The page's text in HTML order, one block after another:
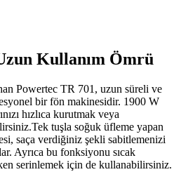
Kullanım Ömrü
Powertec TR 701, uzun süreli ve
bir fön makinesidir. 1900 W
hızlıca kurutmak veya
tuşla soğuk üfleme yapan
saça verdiğiniz şekli sabitlemenizi
Ayrıca bu fonksiyonu sıcak
serinlemek için de kullanabilirsiniz.